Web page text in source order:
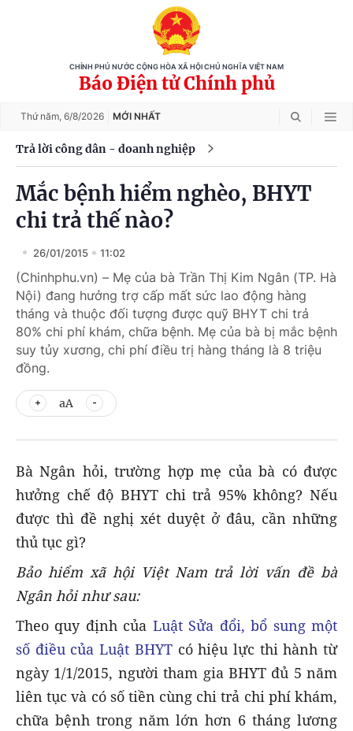
CHÍNH PHỦ NƯỚC CỘNG HÒA XÃ HỘI CHỦ NGHĨA VIỆT NAM
Báo Điện tử Chính phủ
Thứ năm, 6/8/2026 MỚI NHẤT
Trả lời công dân - doanh nghiệp
Mắc bệnh hiểm nghèo, BHYT
chi trả thế nào?
26/01/2015 11:02
(Chinhphu.vn) – Mẹ của bà Trần Thị Kim Ngân (TP. Hà
Nội) đang hưởng trợ cấp mất sức lao động hàng
tháng và thuộc đối tượng được quỹ BHYT chi trả
80% chi phí khám, chữa bệnh. Mẹ của bà bị mắc bệnh
suy tủy xương, chi phí điều trị hàng tháng là 8 triệu
đồng.
aA
Bà Ngân hỏi, trường hợp mẹ của bà có được
hưởng chế độ BHYT chi trả 95% không? Nếu
được thì đề nghị xét duyệt ở đâu, cần những
thủ tục gì?
Bảo hiểm xã hội Việt Nam trả lời vấn đề bà
Ngân hỏi như sau:
Theo quy định của Luật Sửa đổi, bổ sung một
số điều của Luật BHYTcó hiệu lực thi hành từ
ngày 1/1/2015, người tham gia BHYT đủ 5 năm
liên tục và có số tiền cùng chi trả chi phí khám,
chữa bệnh trong năm lớn hơn 6 tháng lương